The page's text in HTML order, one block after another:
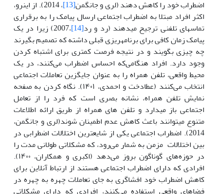
اضطراب خود را کاهش دهند (لری و جانگمن[13]
، 2014). از این­رو،
اکثر افراد مبتلا به اضطراب اجتماعی ارسال پیامک را به برقراری
تماس­های تلفنی ترجیح می­دهند (رد و رد[14]
،2007) زیرا در یک
پیامک زمان کافی برای برنامه­ریزی قبلی داشته که تصمیم بگیرند
چه چیزی بگویند و در نتیجه فرصت کمتری برای اشتباه کردن
وجود دارد. افراد هنگا‌‌می‌که احساس اضطراب می‌کنند، در یک
محیط واقعی، تلفن همراه را به عنوان جایگزین تعاملات اجتماعی
انتخاب می‌کنند (عطادخت و احمدی، ۱۴۰۱). نگاه کردن به صفحه
نمایش تلفن همراه، نشانه بصری است که فرد را از تعامل
اجتماعی باز می­­دارد و تلفن های همراه از طریق ارائه اطلاعات
متنوع می­توانند باعث کاهش عدم اطمینان شوند(لری و جانگمن،
2014). اضطراب اجتماعی
یکی از شایع­ترین اختلالات اضطرابی در‌‌
بین اختلالات مزمن به شمار ‌‌‌‌‌‌می‌رود، که مشکلاتی طولانی مدت را
در حوزه‌های گوناگون بروز می‌دهد (اکبری و همکاران، ۱۴۰۰).
افرادی ‌که ‌دارای اضطراب‌ اجتماعی‌ هستند‌‌ از ارتباط آنلاین برای
‌کاهش اضطراب خود افشاگری به جای تعاملات چهره به چهره در
فضاهای واقعی استفاده ‌‌‌‌‌‌می‌کنند، افرادی که دارای مشکلاتی